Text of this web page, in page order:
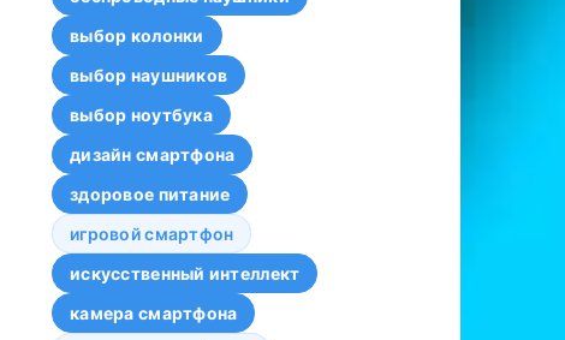
выбор колонки
выбор наушников
выбор ноутбука
дизайн смартфона
здоровое питание
игровой смартфон
искусственный интеллект
камера смартфона